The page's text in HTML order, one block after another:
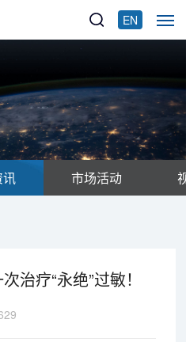
EN
讯 市场活动
治疗“永绝”过敏！